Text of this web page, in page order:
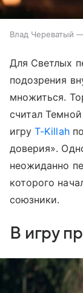
Влад Череватый
Для Светлых
подозрения
множиться.
считал Темной
игруT-Killah
доверия».
неожиданно
которого
союзники.
В игру